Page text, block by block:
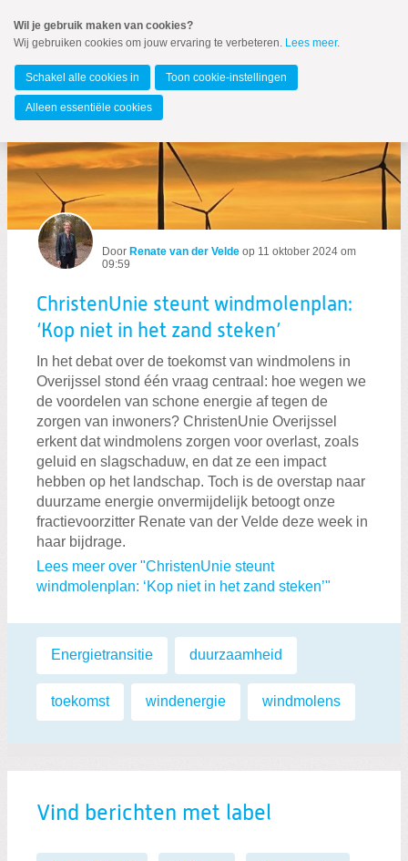
naar
Spring
de
inhoud
Spring
naar
hoofdmenu
Overijssel
MENU
Zoeken
Door Renate van der Velde op 11 oktober 2024 om
09:59
ChristenUnie steunt windmolenplan:
‘Kop niet in het zand steken’
In het debat over de toekomst van windmolens in
Overijssel stond één vraag centraal: hoe wegen we
de voordelen van schone energie af tegen de
zorgen van inwoners? ChristenUnie Overijssel
erkent dat windmolens zorgen voor overlast, zoals
geluid en slagschaduw, en dat ze een impact
hebben op het landschap. Toch is de overstap naar
duurzame energie onvermijdelijk betoogt onze
fractievoorzitter Renate van der Velde deze week in
haar bijdrage.
Lees meer over "ChristenUnie steunt
windmolenplan: ‘Kop niet in het zand steken’"
Labels:
Energietransitie duurzaamheid
toekomst windenergie windmolens
Vind berichten met label
Wil je gebruik maken van cookies?
Wij gebruiken cookies om jouw ervaring te verbeteren. Lees meer.
Schakel alle cookies in Toon cookie-instellingen
Alleen essentiële cookies